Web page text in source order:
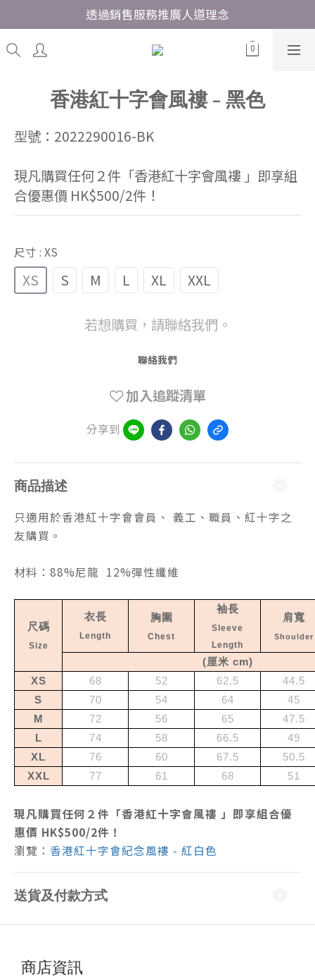
透過銷售服務推廣人道理念
香港紅十字會風褸 - 黑色
型號：2022290016-BK
現凡購買任何２件「香港紅十字會風褸 」即享組
合優惠價 HK$500/2件！
尺寸 : XS
XS S M L XL XXL
若想購買，請聯絡我們。
聯絡我們
加入追蹤清單
分享到
商品描述
只適用於香港紅十字會會員、 義工、職員、紅十字之
友購買。
材料：88%尼龍 12%彈性纖維
尺碼
Size
衣長
Length
胸圍
Chest
袖長
Sleeve
Length
肩寬
Shoulder
(厘米 cm)
XS
68 52 62.5
44.5
S
70 54 64
45
M
72 56 65
47.5
L
74 58 66.5
49
XL
76 60 67.5
50.5
XXL
77 61 68 51
現凡購買任何２ 件 「香港紅十字會風褸 」即享組合優
惠價 HK$500/2件！
瀏覽： 香港紅十字會紀念風褸 - 紅白色
送貨及付款方式
商店資訊